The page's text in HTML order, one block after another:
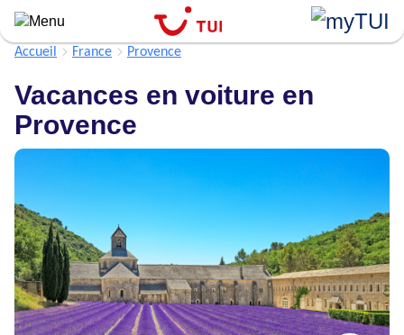
Aller
au
contenu
Accueil France Provence
Vacances en voiture en
Provence